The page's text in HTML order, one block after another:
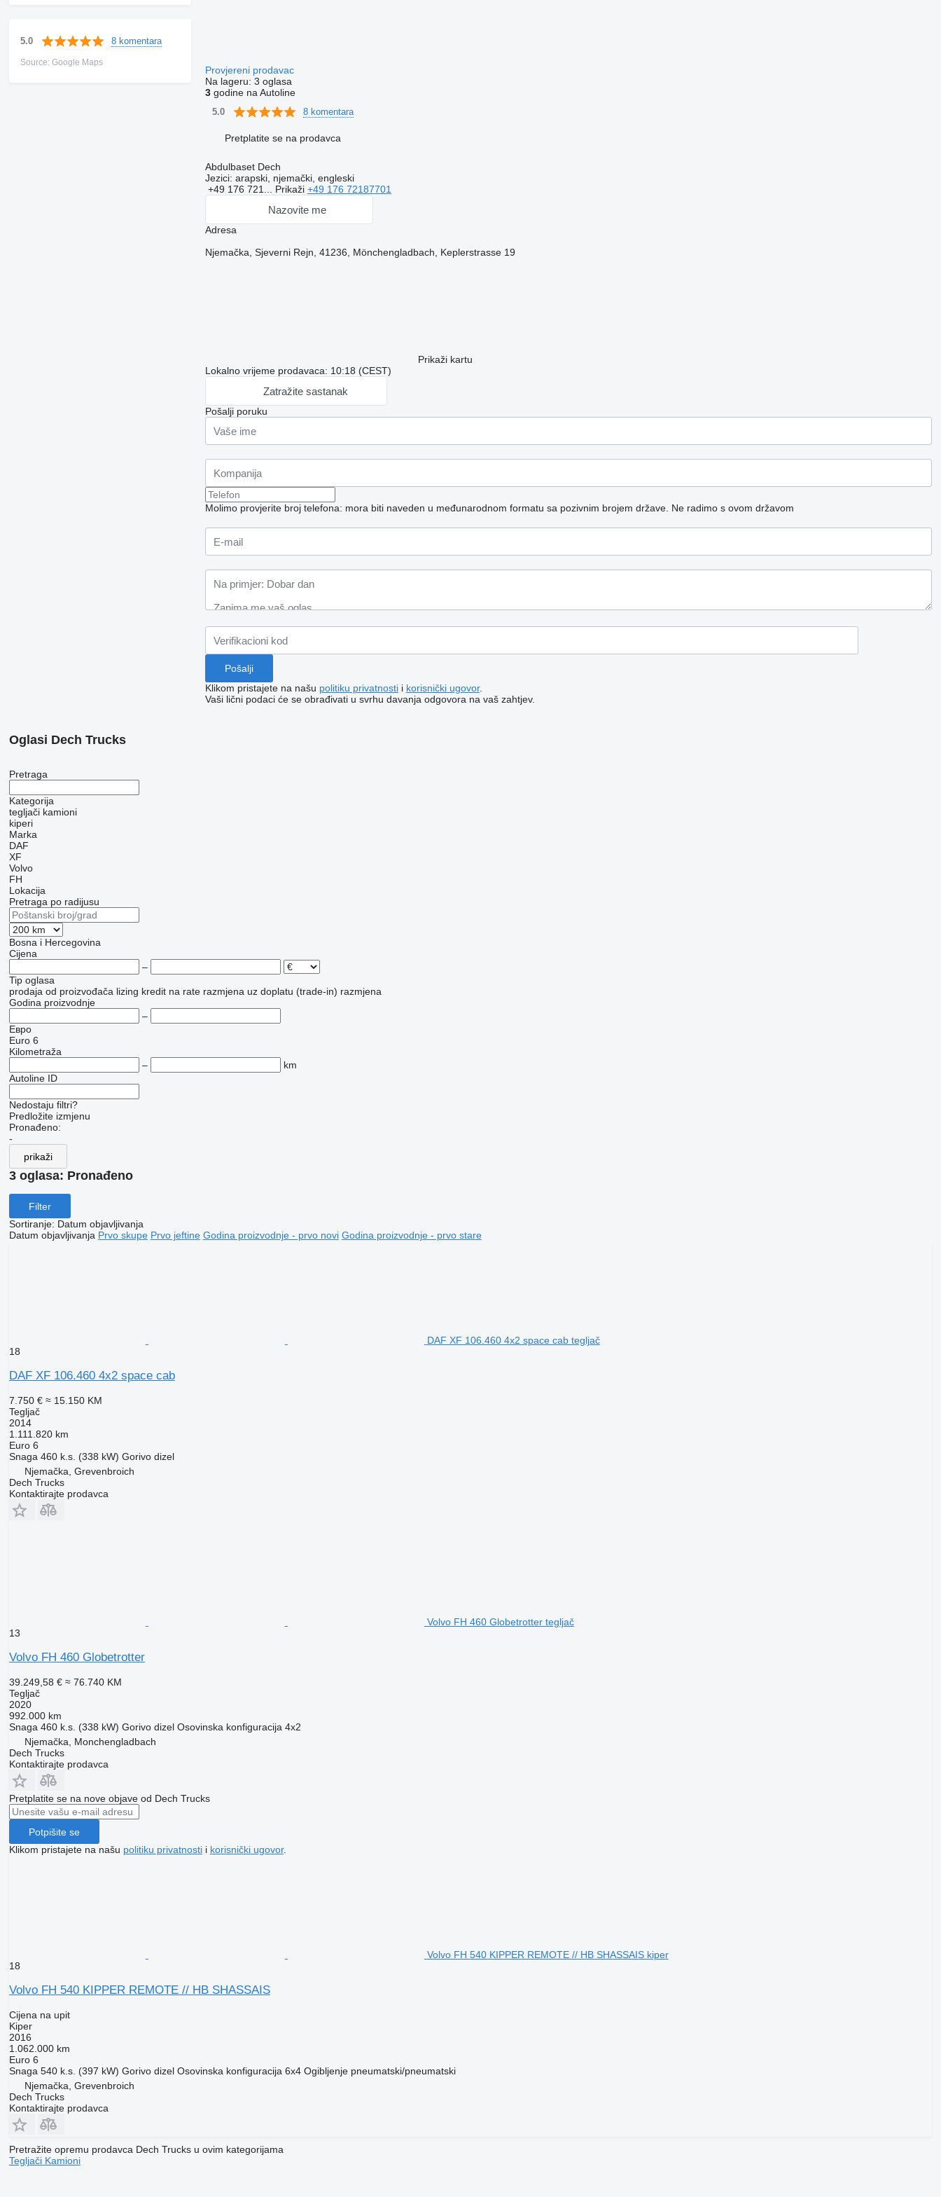
5.0 8 komentara
Source: Google Maps
Provjereni prodavac
Na lageru: 3 oglasa
3godine na Autoline
5.0 8 komentara
Pretplatite se na prodavca
Abdulbaset Dech
Jezici: arapski, njemački, engleski
+49 176 721... Prikaži +49 176 72187701
Nazovite me
Adresa
Njemačka, Sjeverni Rejn, 41236, Mönchengladbach, Keplerstrasse 19
Prikaži kartu
Lokalno vrijeme prodavaca: 10:18 (CEST)
Zatražite sastanak
Pošalji poruku
Molimo provjerite broj telefona: mora biti naveden u međunarodnom formatu sa pozivnim brojem države. Ne radimo s ovom državom
Klikom pristajete na našu politiku privatnostii korisnički ugovor.
Vaši lični podaci će se obrađivati ​​u svrhu davanja odgovora na vaš zahtjev.
Oglasi Dech Trucks
Pretraga
Kategorija
tegljači kamioni
kiperi
Marka
DAF
XF
Volvo
FH
Lokacija
Pretraga po radijusu
Bosna i Hercegovina
Cijena
–
Tip oglasa
prodaja od proizvođača lizing kredit na rate razmjena uz doplatu (trade-in) razmjena
Godina proizvodnje
–
Евро
Euro 6
Kilometraža
–
km
Autoline ID
Nedostaju filtri?
Predložite izmjenu
Pronađeno:
-
prikaži
3 oglasa: Pronađeno
Filter
Sortiranje: Datum objavljivanja
Datum objavljivanja Prvo skupe Prvo jeftine Godina proizvodnje - prvo novi Godina proizvodnje - prvo stare
DAF XF 106.460 4x2 space cab tegljač
18
DAF XF 106.460 4x2 space cab
7.750 € ≈ 15.150 KM
Tegljač
2014
1.111.820 km
Euro 6
Snaga 460 k.s. (338 kW) Gorivo dizel
Njemačka, Grevenbroich
Dech Trucks
Kontaktirajte prodavca
Volvo FH 460 Globetrotter tegljač
13
Volvo FH 460 Globetrotter
39.249,58 € ≈ 76.740 KM
Tegljač
2020
992.000 km
Snaga 460 k.s. (338 kW) Gorivo dizel Osovinska konfiguracija 4x2
Njemačka, Monchengladbach
Dech Trucks
Kontaktirajte prodavca
Pretplatite se na nove objave od Dech Trucks
Potpišite se
Klikom pristajete na našu politiku privatnostii korisnički ugovor.
Volvo FH 540 KIPPER REMOTE // HB SHASSAIS kiper
18
Volvo FH 540 KIPPER REMOTE // HB SHASSAIS
Cijena na upit
Kiper
2016
1.062.000 km
Euro 6
Snaga 540 k.s. (397 kW) Gorivo dizel Osovinska konfiguracija 6x4 Ogibljenje pneumatski/pneumatski
Njemačka, Grevenbroich
Dech Trucks
Kontaktirajte prodavca
Pretražite opremu prodavca Dech Trucks u ovim kategorijama
Tegljači Kamioni